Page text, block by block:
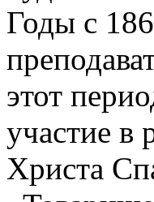
Годы с
этот
участие в
Христа